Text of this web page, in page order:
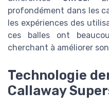
profondément dans les
les expériences des
ces balles ont
cherchant à améliorer
Technologie
Callaway